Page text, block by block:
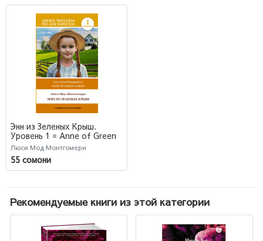
Энн из Зеленых Крыш.
Уровень 1 = Anne of Green
Gables
Люси Мод Монтгомери
55 сомони
Рекомендуемые книги из этой категории